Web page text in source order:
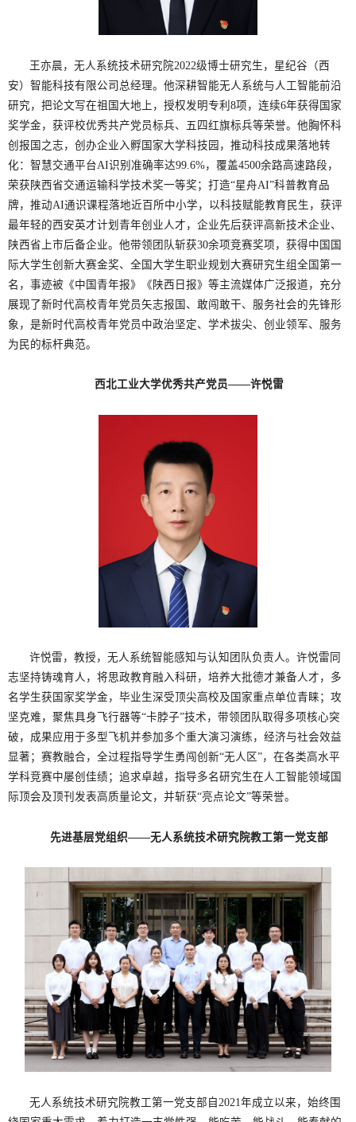
王亦晨，无人系统技术研究院2022级博士研究生，星纪谷（西
安）智能科技有限公司总经理。他深耕智能无人系统与人工智能前沿
研究，把论文写在祖国大地上，授权发明专利8项，连续6年获得国家
奖学金，获评校优秀共产党员标兵、五四红旗标兵等荣誉。他胸怀科
创报国之志，创办企业入孵国家大学科技园，推动科技成果落地转
化：智慧交通平台AI识别准确率达99.6%，覆盖4500余路高速路段，
荣获陕西省交通运输科学技术奖一等奖；打造“星舟AI”科普教育品
牌，推动AI通识课程落地近百所中小学，以科技赋能教育民生，获评
最年轻的西安英才计划青年创业人才，企业先后获评高新技术企业、
陕西省上市后备企业。他带领团队斩获30余项竞赛奖项，获得中国国
际大学生创新大赛金奖、全国大学生职业规划大赛研究生组全国第一
名，事迹被《中国青年报》《陕西日报》等主流媒体广泛报道，充分
展现了新时代高校青年党员矢志报国、敢闯敢干、服务社会的先锋形
象，是新时代高校青年党员中政治坚定、学术拔尖、创业领军、服务
为民的标杆典范。
西北工业大学优秀共产党员——许悦雷
许悦雷，教授，无人系统智能感知与认知团队负责人。许悦雷同
志坚持铸魂育人，将思政教育融入科研，培养大批德才兼备人才，多
名学生获国家奖学金，毕业生深受顶尖高校及国家重点单位青睐；攻
坚克难，聚焦具身飞行器等“卡脖子”技术，带领团队取得多项核心突
破，成果应用于多型飞机并参加多个重大演习演练，经济与社会效益
显著；赛教融合，全过程指导学生勇闯创新“无人区”，在各类高水平
学科竞赛中屡创佳绩；追求卓越，指导多名研究生在人工智能领域国
际顶会及顶刊发表高质量论文，并斩获“亮点论文”等荣誉。
先进基层党组织——无人系统技术研究院教工第一党支部
无人系统技术研究院教工第一党支部自2021年成立以来，始终围